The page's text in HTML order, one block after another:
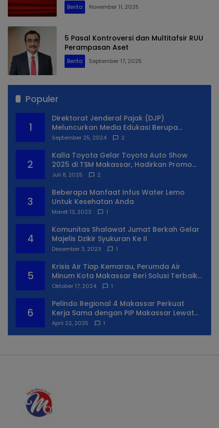
Berita November 11, 2025
5 Pasal Kontroversi dan Multitafsir RUU
Perampasan Aset
Berita September 17, 2025
Populer
1
Direktorat Jenderal Pajak (DJP)
Meluncurkan Media Edukasi Berupa
Simulator Coretax
September 25, 2024 2
2
Kalla Toyota Gelar Toyota Auto Show
2025 di TSM Makassar, Hadirkan Promo
Spesial
Juli 8, 2025 2
3
Beberapa Manfaat Infus Water Lemo
Untuk Kesehatan Anda
Maret 13, 2023 1
4
Komunitas Shalawat Jumat Berkah Gelar
Majelis Dzikir Syukuran Ke II
Desember 3, 2023 1
5
Krisis Air Tiap Kemarau, Perumda Air
Minum Kota Makassar Beri Solusi Terbaik
Untuk Daerah Utara Kota
Oktober 17, 2024 1
6
Pelindo Regional 4 Makassar Perkuat
Kerja Sama dengan PIP Makassar Lewat
Praktek Lapangan
April 22, 2025 1